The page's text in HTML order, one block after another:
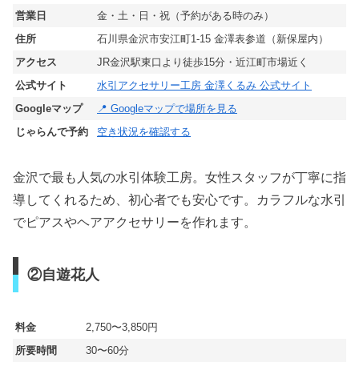
営業日
金・土・日・祝（予約がある時のみ）
住所
石川県金沢市安江町1-15 金澤表参道（新保屋内）
アクセス
JR金沢駅東口より徒歩15分・近江町市場近く
公式サイト
水引アクセサリー工房 金澤くるみ 公式サイト
Googleマップ
📍 Googleマップで場所を見る
じゃらんで予約
空き状況を確認する
金沢で最も人気の水引体験工房。女性スタッフが丁寧に指
導してくれるため、初心者でも安心です。カラフルな水引
でピアスやヘアアクセサリーを作れます。
②自遊花人
料金
2,750〜3,850円
所要時間
30〜60分